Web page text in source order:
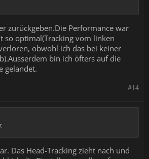
zurückgeben.Die Performance war
so optimal(Tracking vom linken
obwohl ich das bei keiner
bin ich öfters auf die
gelandet.
#14
Das Head-Tracking zieht nach und